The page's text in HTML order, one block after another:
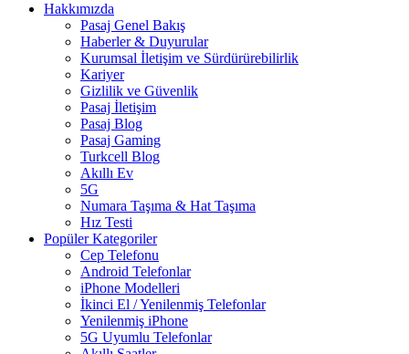
Hakkımızda
Pasaj Genel Bakış
Haberler & Duyurular
Kurumsal İletişim ve Sürdürürebilirlik
Kariyer
Gizlilik ve Güvenlik
Pasaj İletişim
Pasaj Blog
Pasaj Gaming
Turkcell Blog
Akıllı Ev
5G
Numara Taşıma & Hat Taşıma
Hız Testi
Popüler Kategoriler
Cep Telefonu
Android Telefonlar
iPhone Modelleri
İkinci El / Yenilenmiş Telefonlar
Yenilenmiş iPhone
5G Uyumlu Telefonlar